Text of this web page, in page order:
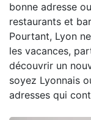
bonne adresse
restaurants et
Pourtant, Lyon
les vacances,
découvrir un
soyez Lyonnais
adresses qui